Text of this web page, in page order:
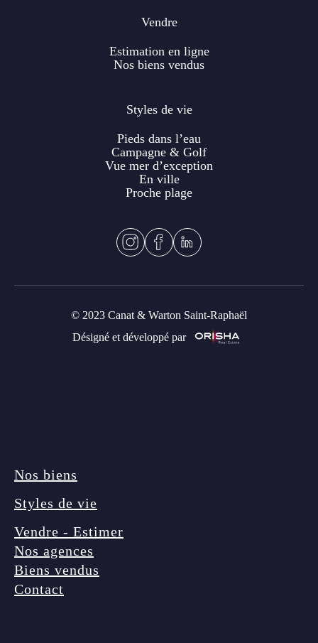
Vendre
Estimation en ligne
Nos biens vendus
Styles de vie
Pieds dans l’eau
Campagne & Golf
Vue mer d’exception
En ville
Proche plage
© 2023 Canat & Warton Saint-Raphaël
Désigné et développé par
Nos biens
Styles de vie
Vendre - Estimer
Nos agences
Biens vendus
Contact